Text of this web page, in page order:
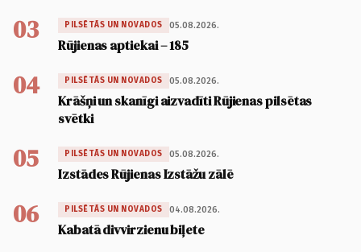
03 PILSĒTĀS UN NOVADOS 05.08.2026.
Rūjienas aptiekai – 185
04 PILSĒTĀS UN NOVADOS 05.08.2026.
Krāšņi un skanīgi aizvadīti Rūjienas pilsētas
svētki
05 PILSĒTĀS UN NOVADOS 05.08.2026.
Izstādes Rūjienas Izstāžu zālē
06 PILSĒTĀS UN NOVADOS 04.08.2026.
Kabatā divvirzienu biļete